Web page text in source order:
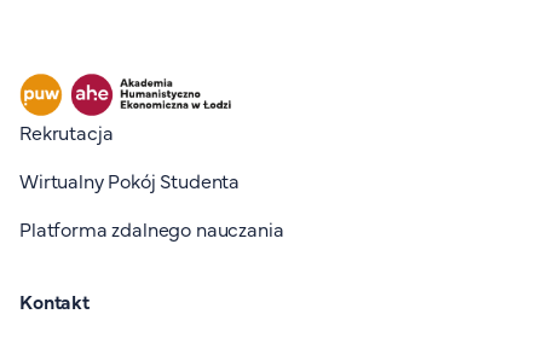
Stopka I
Rekrutacja
Wirtualny Pokój Studenta
Platforma zdalnego nauczania
Kontakt